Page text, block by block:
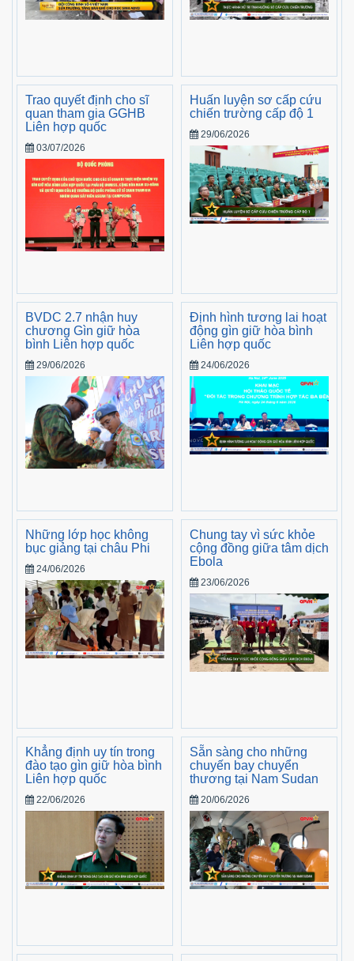
Trao quyết định cho sĩ
quan tham gia GGHB
Liên hợp quốc
03/07/2026
Huấn luyện sơ cấp cứu
chiến trường cấp độ 1
29/06/2026
BVDC 2.7 nhận huy
chương Gìn giữ hòa
bình Liên hợp quốc
29/06/2026
Định hình tương lai hoạt
động gìn giữ hòa bình
Liên hợp quốc
24/06/2026
Những lớp học không
bục giảng tại châu Phi
24/06/2026
Chung tay vì sức khỏe
cộng đồng giữa tâm dịch
Ebola
23/06/2026
Khẳng định uy tín trong
đào tạo gìn giữ hòa bình
Liên hợp quốc
22/06/2026
Sẵn sàng cho những
chuyến bay chuyển
thương tại Nam Sudan
20/06/2026